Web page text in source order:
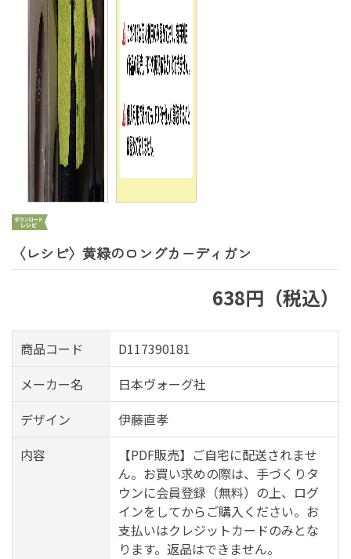
〈レシピ〉黄緑のロングカーディガン
638円（税込）
商品コード
D117390181
メーカー名
日本ヴォーグ社
デザイン
伊藤直孝
内容
【PDF販売】ご自宅に配送されませ
ん。お買い求めの際は、手づくりタ
ウンに会員登録（無料）の上、ログ
インをしてからご購入ください。お
支払いはクレジットカードのみとな
ります。返品はできません。